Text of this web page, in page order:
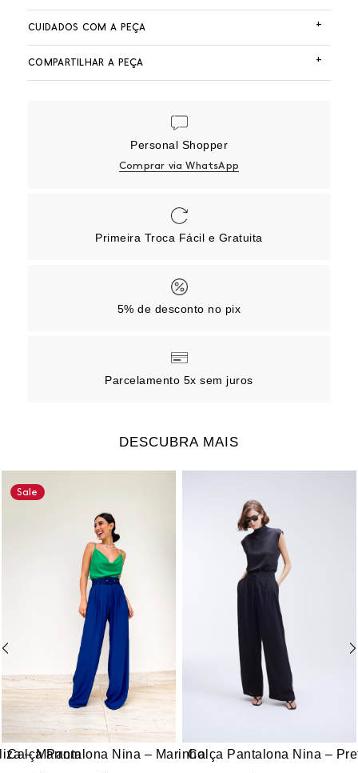
CUIDADOS COM A PEÇA +
COMPARTILHAR A PEÇA +
Personal Shopper
Comprar via WhatsApp
Primeira Troca Fácil e Gratuita
5% de desconto no pix
Parcelamento 5x sem juros
DESCUBRA MAIS
– Marrom
Sale
Calça Pantalona Nina – MarinhoCalça Pantalona Nina –